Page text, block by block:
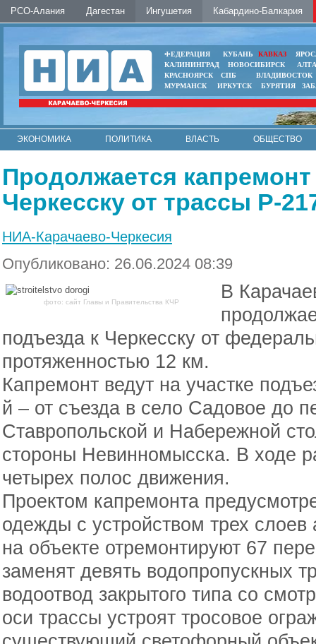
РСО-Алания Дагестан Ингушетия Кабардино-Балкария
ФЕДЕРАЦИЯ КУБАНЬ КАВКАЗ
КАЛИНИНГРАД
НОВОСИБИРСК
КРАСНОЯРСК
СПБ
ВЛАДИВОСТОК
МУРМАНСК
ИРКУТСК БУРЯТИЯ
ЭКОНОМИКА ПОЛИТИКА ВЛАСТЬ
ОБЩЕСТВО
Продолжается
Черкесску от трассы Р-
НИА-Карачаево-Черкесия
Опубликовано: 26.06.2024 08:39
фото: сайт Главы и Правительства КЧР
В
подъезда к Черкесску от
протяженностью 12 км.
Капремонт ведут на участке
й – от съезда в село Садовое до
Ставропольской и Набережной
стороны Невинномысска. В ходе
четырех полос движения.
Проектом капремонта
одежды с устройством трех
на объекте отремонтируют 67
заменят девять водопропускных
водоотвод закрытого типа со
оси трассы устроят тросовое